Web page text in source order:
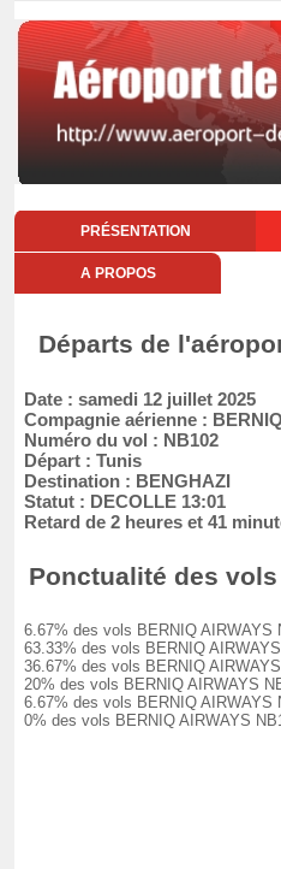
PRÉSENTATION
A PROPOS
Départs de
Date : samedi 12 juillet 2025
Compagnie aérienne :
Numéro du vol : NB102
Départ : Tunis
Destination : BENGHAZI
Statut : DECOLLE 13:01
Retard de 2 heures et 41
Ponctualité des vols
6.67% des vols BERNIQ AIRWAYS
63.33% des vols BERNIQ
36.67% des vols BERNIQ
20% des vols BERNIQ AIRWAYS
6.67% des vols BERNIQ AIRWAYS
0% des vols BERNIQ AIRWAYS